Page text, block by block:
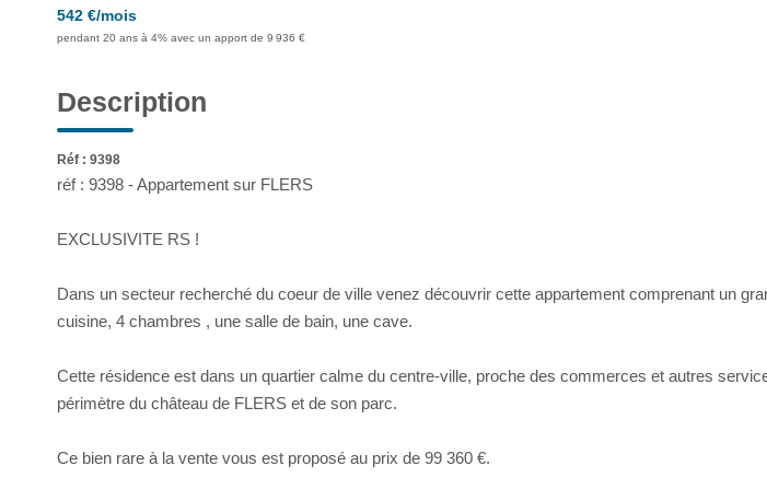
542 €/mois
pendant 20 ans à 4% avec un apport de 9 936 €
Description
Réf : 9398
réf : 9398 - Appartement sur FLERS
EXCLUSIVITE RS !
Dans un secteur recherché du coeur de ville venez découvrir cette appartement comprenant un
cuisine, 4 chambres , une salle de bain, une cave.
Cette résidence est dans un quartier calme du centre-ville, proche des commerces et autres
périmètre du château de FLERS et de son parc.
Ce bien rare à la vente vous est proposé au prix de 99 360 €.